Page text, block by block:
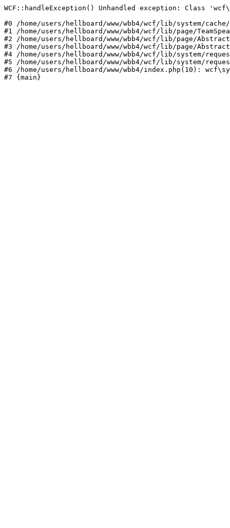
WCF::handleException() Unhandled exception: Class
#0 /home/users/hellboard/www/wbb4/wcf/lib/system/
#1 /home/users/hellboard/www/wbb4/wcf/lib/page/
#2 /home/users/hellboard/www/wbb4/wcf/lib/page/
#3 /home/users/hellboard/www/wbb4/wcf/lib/page/
#4 /home/users/hellboard/www/wbb4/wcf/lib/system/
#5 /home/users/hellboard/www/wbb4/wcf/lib/system/
#6 /home/users/hellboard/www/wbb4/index.php(10):
#7 {main}